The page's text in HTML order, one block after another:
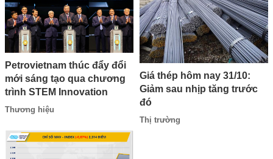
Petrovietnam thúc đẩy đổi
mới sáng tạo qua chương
trình STEM Innovation
Thương hiệu
Giá thép hôm nay 31/10:
Giảm sau nhịp tăng trước
đó
Thị trường